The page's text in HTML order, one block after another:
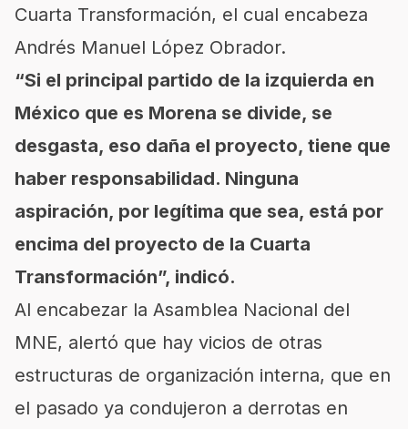
Cuarta Transformación, el cual encabeza
Andrés Manuel López Obrador.
“Si el principal partido de la izquierda en
México que es Morena se divide, se
desgasta, eso daña el proyecto, tiene que
haber responsabilidad. Ninguna
aspiración, por legítima que sea, está por
encima del proyecto de la Cuarta
Transformación”, indicó.
Al encabezar la Asamblea Nacional del
MNE, alertó que hay vicios de otras
estructuras de organización interna, que en
el pasado ya condujeron a derrotas en